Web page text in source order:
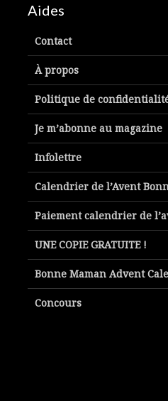
Aides
Contact
À propos
Politique de
Je m’abonne au magazine
Infolettre
Calendrier de l’Avent
Paiement calendrier de
UNE COPIE GRATUITE !
Bonne Maman Advent
Concours